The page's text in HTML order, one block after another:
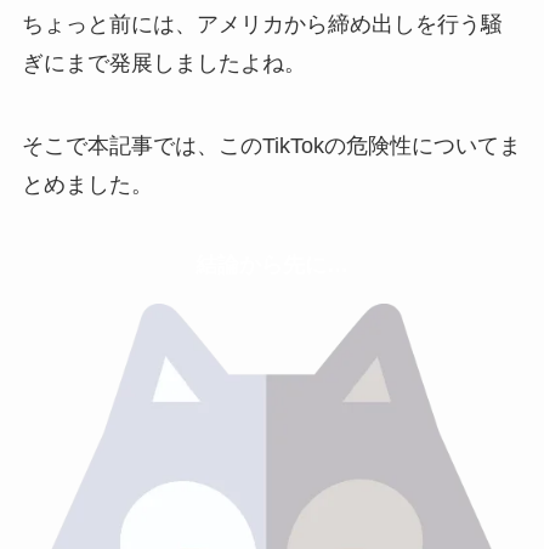
ちょっと前には、アメリカから締め出しを行う騒
ぎにまで発展しましたよね。
そこで本記事では、このTikTokの危険性についてま
とめました。